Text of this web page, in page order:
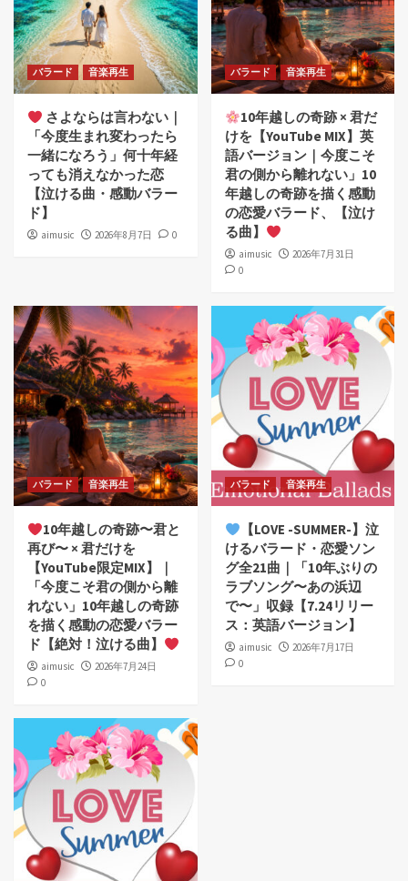
バラード 音楽再生
さよならは言わない｜
「今度生まれ変わったら
一緒になろう」何十年経
っても消えなかった恋
【泣ける曲・感動バラー
ド】
aimusic 2026年8月7日 0
バラード 音楽再生
10年越しの奇跡 × 君だ
けを【YouTube MIX】英
語バージョン｜今度こそ
君の側から離れない」10
年越しの奇跡を描く感動
の恋愛バラード、【泣け
る曲】
aimusic
2026年7月31日
0
バラード 音楽再生
10年越しの奇跡〜君と
再び〜 × 君だけを
【YouTube限定MIX】｜
「今度こそ君の側から離
れない」10年越しの奇跡
を描く感動の恋愛バラー
ド【絶対！泣ける曲】
aimusic
2026年7月24日
0
バラード 音楽再生
【LOVE -SUMMER-】泣
けるバラード・恋愛ソン
グ全21曲｜「10年ぶりの
ラブソング〜あの浜辺
で〜」収録【7.24リリー
ス：英語バージョン】
aimusic
2026年7月17日
0